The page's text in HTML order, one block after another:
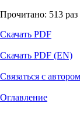
Прочитано: 513 раз
Скачать PDF
Скачать PDF (EN)
Связаться с автором
Оглавление